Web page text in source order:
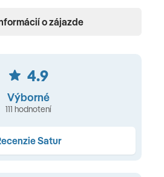
osušky (zdarma) • vodné
• vlastný koralový útes •
o zájazde
4.9
Výborné
111 hodnotení
Satur